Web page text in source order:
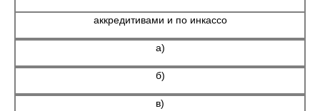
аккредитивами и по инкассо
а)
б)
в)